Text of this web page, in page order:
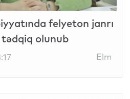
felyeton janrı
olunub
Elm